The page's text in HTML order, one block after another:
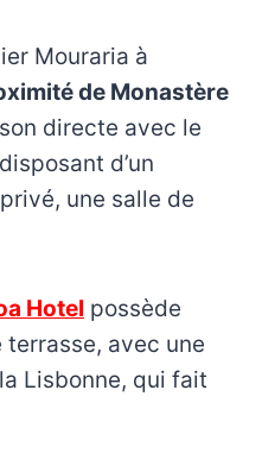
Mouraria à
de Monastère
directe avec le
d’un
une salle de
Hotel possède
avec une
Lisbonne, qui fait